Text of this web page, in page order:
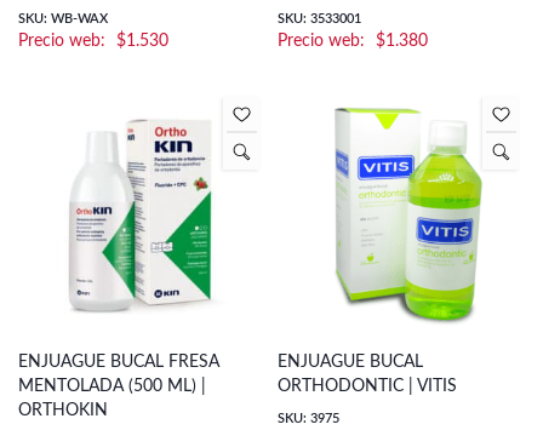
SKU: WB-WAX
$1.530
SKU: 3533001
$1.380
ENJUAGUE BUCAL FRESA
MENTOLADA (500 ML) |
ORTHOKIN
ENJUAGUE BUCAL
ORTHODONTIC | VITIS
SKU: 3975